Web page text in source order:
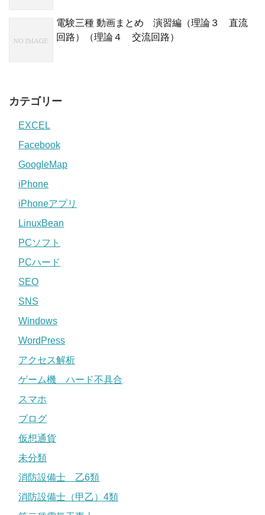
電験三種 動画まとめ 演習編（理論３ 直流
回路）（理論４ 交流回路）
カテゴリー
EXCEL
Facebook
GoogleMap
iPhone
iPhoneアプリ
LinuxBean
PCソフト
PCハード
SEO
SNS
Windows
WordPress
アクセス解析
ゲーム機 ハード不具合
スマホ
ブログ
仮想通貨
未分類
消防設備士 乙6類
消防設備士（甲乙）4類